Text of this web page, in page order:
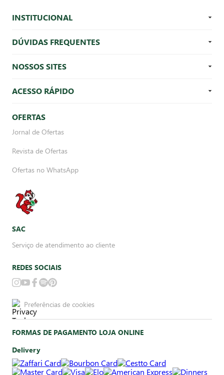
INSTITUCIONAL
DÚVIDAS FREQUENTES
NOSSOS SITES
ACESSO RÁPIDO
OFERTAS
Jornal de Ofertas
Revista de Ofertas
Ofertas no WhatsApp
SAC
Serviço de atendimento ao cliente
REDES SOCIAIS
Preferências de cookies
FORMAS DE PAGAMENTO LOJA ONLINE
Delivery